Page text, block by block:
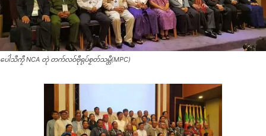
ပေါဲသဳကၠဳ NCA တုဲ တက်လဝ်ဗီုရုပ်စၟတ်သမ္တီ(MPC)